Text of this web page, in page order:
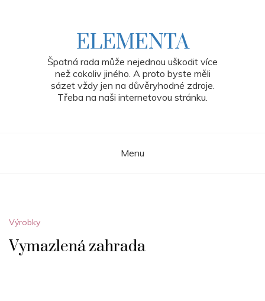
ELEMENTA
Špatná rada může nejednou uškodit více
než cokoliv jiného. A proto byste měli
sázet vždy jen na důvěryhodné zdroje.
Třeba na naši internetovou stránku.
Menu
Výrobky
Vymazlená zahrada